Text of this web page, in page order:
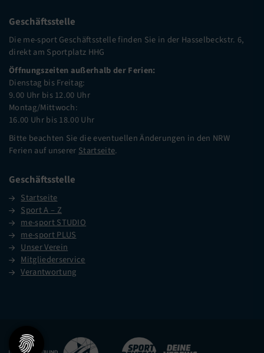
Geschäftsstelle
Die me-sport Geschäftsstelle finden Sie in der Hasselbeckstr. 6,
direkt am Sportplatz HHG
Öffnungszeiten außerhalb der Ferien:
Dienstag bis Freitag:
9.00 Uhr bis 12.00 Uhr
Montag/Mittwoch:
16.00 Uhr bis 18.00 Uhr
Bitte beachten Sie die eventuellen Änderungen in den NRW
Ferien auf unserer Startseite.
Geschäftsstelle
Startseite
Sport A – Z
me-sport STUDIO
me-sport PLUS
Unser Verein
Mitgliederservice
Verantwortung